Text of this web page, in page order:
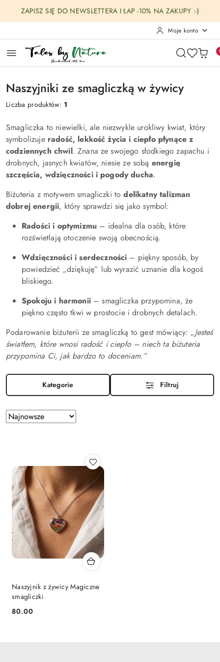
Przejdź do treści głównej
Przejdź do wyszukiwarki
Przejdź do moje konto
Przejdź do menu głównego
Przejdź do stopki
ZAPISZ SIĘ DO NEWSLETTERA I ŁAP -10% NA ZAKUPY :-)
Moje konto
Naszyjniki ze smagliczką w żywicy
Liczba produktów: 1
Smagliczka to niewielki, ale niezwykle urokliwy kwiat, który
symbolizuje radość, lekkość życia i ciepło płynące z
codziennych chwil. Znana ze swojego słodkiego zapachu i
drobnych, jasnych kwiatów, niesie ze sobą energię
szczęścia, wdzięczności i pogody ducha.
Biżuteria z motywem smagliczki todelikatny talizman
dobrej energii, który sprawdzi się jako symbol:
Radości i optymizmu – idealna dla osób, które
rozświetlają otoczenie swoją obecnością.
Wdzięczności i serdeczności – piękny sposób, by
powiedzieć „dziękuję” lub wyrazić uznanie dla kogoś
bliskiego.
Spokoju i harmonii– smagliczka przypomina, że
piękno często tkwi w prostocie i drobnych detalach.
Podarowanie biżuterii ze smagliczką to gest mówiący: „Jesteś
światłem, które wnosi radość i ciepło – niech ta biżuteria
przypomina Ci, jak bardzo to doceniam.”
Kategorie Filtruj
Zastosowano
sortowanie:
Sortuj
według
Naszyjnik z żywicy Magiczne
smagliczki
Cena:
80.00